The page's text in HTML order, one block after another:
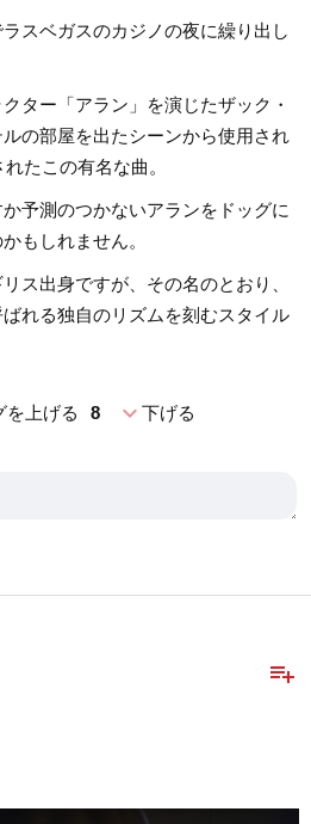
スベガスのカジノの夜に繰り出し
ター「アラン」を演じたザック・
の部屋を出たシーンから使用され
たこの有名な曲。
予測のつかないアランをドッグに
もしれません。
ス出身ですが、その名のとおり、
れる独自のリズムを刻むスタイル
を上げる 8 expand_more下げる
playlist_add